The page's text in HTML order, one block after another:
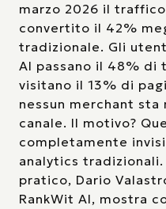
marzo 2026 il
convertito il 42%
tradizionale. Gli
AI passano il 48% di
visitano il 13% di
nessun merchant
canale. Il motivo?
completamente
analytics
pratico, Dario
RankWit AI, mostra